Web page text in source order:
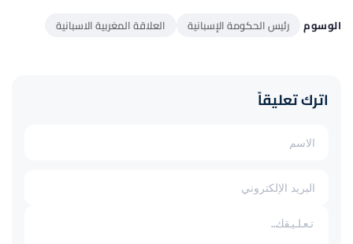
الوسوم رئيس الحكومة الإسبانية العلاقة المغربية الاسبانية
اترك تعليقاً